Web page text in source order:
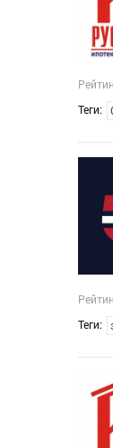
Теги:
Теги: